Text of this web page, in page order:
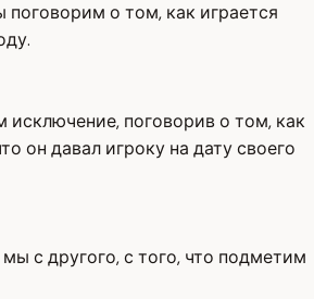
о том, как играется
исключение, поговорив о том, как
он давал игроку на дату своего
с другого, с того, что подметим